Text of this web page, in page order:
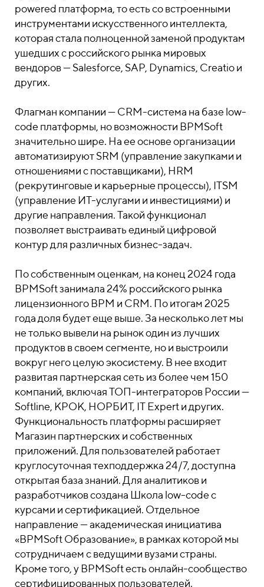
powered платформа, то есть со встроенными
инструментами искусственного интеллекта,
которая стала полноценной заменой продуктам
ушедших с российского рынка мировых
вендоров — Salesforce, SAP, Dynamics, Creatio и
других.
Флагман компании — CRM-система на базе low-
code платформы, но возможности BPMSoft
значительно шире. На ее основе организации
автоматизируют SRM (управление закупками и
отношениями с поставщиками), HRM
(рекрутинговые и карьерные процессы), ITSM
(управление ИТ-услугами и инвестициями) и
другие направления. Такой функционал
позволяет выстраивать единый цифровой
контур для различных бизнес-задач.
По собственным оценкам, на конец 2024 года
BPMSoft занимала 24% российского рынка
лицензионного BPM и CRM. По итогам 2025
года доля будет еще выше. За несколько лет мы
не только вывели на рынок один из лучших
продуктов в своем сегменте, но и выстроили
вокруг него целую экосистему. В нее входит
развитая партнерская сеть из более чем 150
компаний, включая ТОП-интеграторов России —
Softline, КРОК, НОРБИТ, IT Expert и других.
Функциональность платформы расширяет
Магазин партнерских и собственных
приложений. Для пользователей работает
круглосуточная техподдержка 24/7, доступна
открытая база знаний. Для аналитиков и
разработчиков создана Школа low-code с
курсами и сертификацией. Отдельное
направление — академическая инициатива
«BPMSoft Образование», в рамках которой мы
сотрудничаем с ведущими вузами страны.
Кроме того, у BPMSoft есть онлайн-сообщество
сертифицированных пользователей.